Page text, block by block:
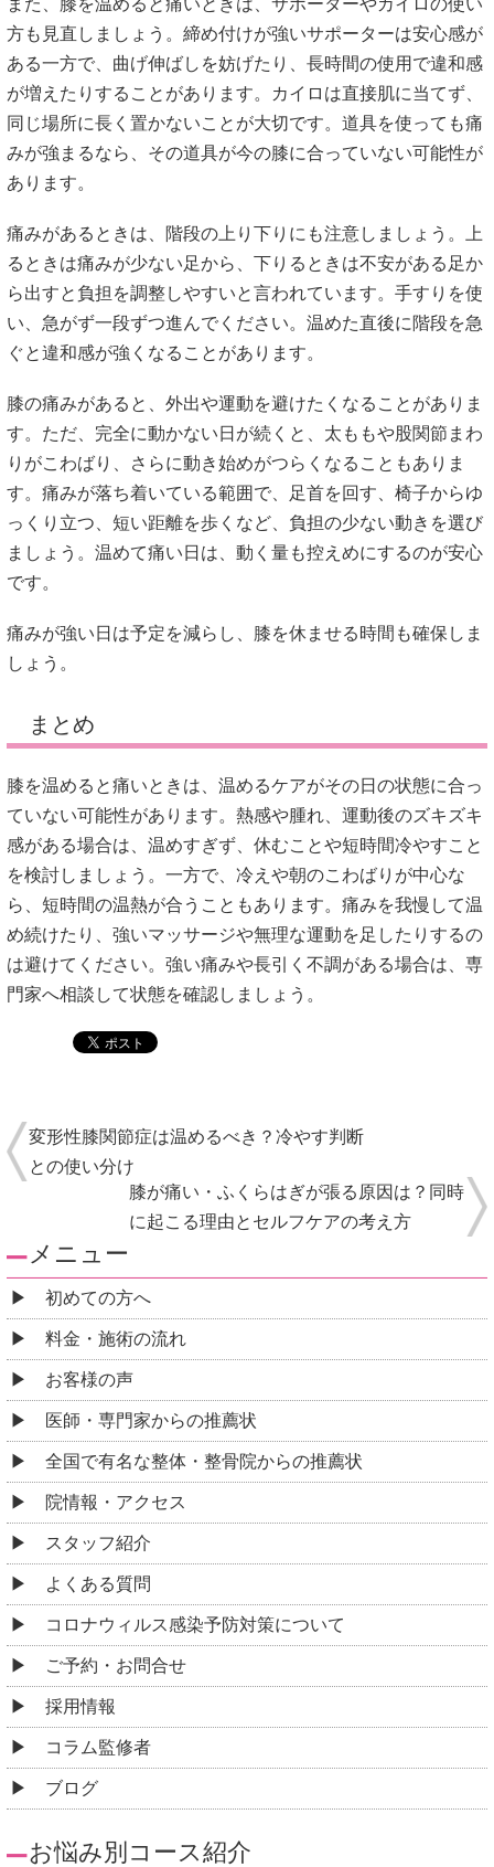
方も見直しましょう。締め付けが強いサポーターは安心感が
ある一方で、曲げ伸ばしを妨げたり、長時間の使用で違和感
が増えたりすることがあります。カイロは直接肌に当てず、
同じ場所に長く置かないことが大切です。道具を使っても痛
みが強まるなら、その道具が今の膝に合っていない可能性が
あります。
痛みがあるときは、階段の上り下りにも注意しましょう。上
るときは痛みが少ない足から、下りるときは不安がある足か
ら出すと負担を調整しやすいと言われています。手すりを使
い、急がず一段ずつ進んでください。温めた直後に階段を急
ぐと違和感が強くなることがあります。
膝の痛みがあると、外出や運動を避けたくなることがありま
す。ただ、完全に動かない日が続くと、太ももや股関節まわ
りがこわばり、さらに動き始めがつらくなることもありま
す。痛みが落ち着いている範囲で、足首を回す、椅子からゆ
っくり立つ、短い距離を歩くなど、負担の少ない動きを選び
ましょう。温めて痛い日は、動く量も控えめにするのが安心
です。
痛みが強い日は予定を減らし、膝を休ませる時間も確保しま
しょう。
まとめ
膝を温めると痛いときは、温めるケアがその日の状態に合っ
ていない可能性があります。熱感や腫れ、運動後のズキズキ
感がある場合は、温めすぎず、休むことや短時間冷やすこと
を検討しましょう。一方で、冷えや朝のこわばりが中心な
ら、短時間の温熱が合うこともあります。痛みを我慢して温
め続けたり、強いマッサージや無理な運動を足したりするの
は避けてください。強い痛みや長引く不調がある場合は、専
門家へ相談して状態を確認しましょう。
変形性膝関節症は温めるべき？冷やす判断
との使い分け
膝が痛い・ふくらはぎが張る原因は？同時
に起こる理由とセルフケアの考え方
メニュー
初めての方へ
料金・施術の流れ
お客様の声
医師・専門家からの推薦状
全国で有名な整体・整骨院からの推薦状
院情報・アクセス
スタッフ紹介
よくある質問
コロナウィルス感染予防対策について
ご予約・お問合せ
採用情報
コラム監修者
ブログ
お悩み別コース紹介